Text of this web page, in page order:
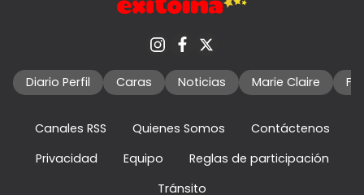
Diario Perfil Caras Noticias Marie Claire
Canales RSS Quienes Somos
Contáctenos
Privacidad
Equipo
Reglas de participación
Tránsito